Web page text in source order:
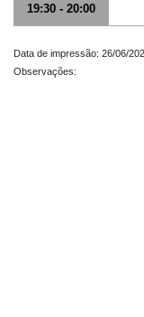
19:30 - 20:00
Data de impressão: 26/06/
Observações: